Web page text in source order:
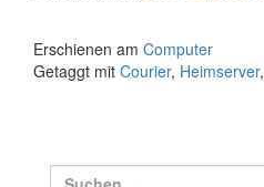
Erschienen am Computer
Getaggt mit Courier, Heimserver,
Suche